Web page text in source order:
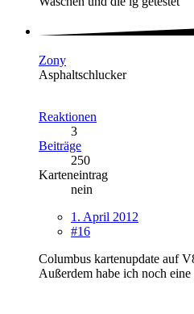
Zony
Asphaltschlucker
Reaktionen
3
Beiträge
250
Karteneintrag
nein
1. April 2012
#16
Columbus kartenupdate auf
Außerdem habe ich noch